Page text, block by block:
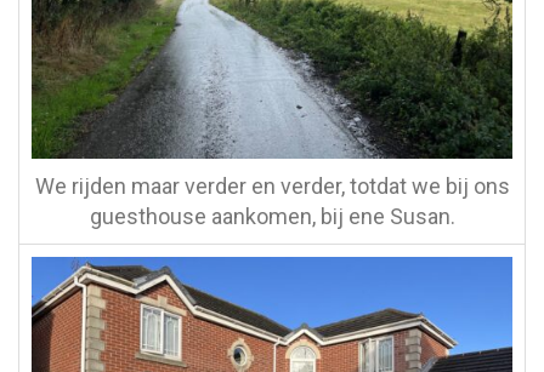
We rijden maar verder en verder, totdat we bij ons
guesthouse aankomen, bij ene Susan.